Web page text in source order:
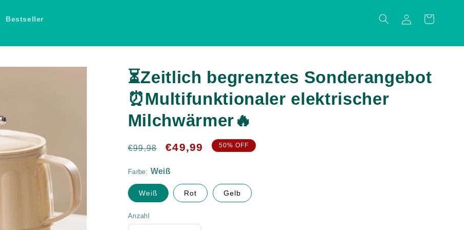
Bestseller EinloggenWarenkorb
⏳Zeitlich begrenztes Sonderangebot
⏰Multifunktionaler elektrischer
Milchwärmer🔥
Normaler
€99,98 Verkaufspreis
€49,99 50% OFF
Farbe:
Weiß Rot Gelb
Anzahl